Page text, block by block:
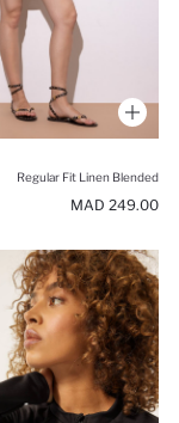
Regular Fit Linen Blended
249.00 MAD